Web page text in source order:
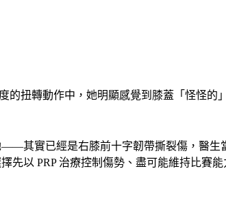
扭轉動作中，她明顯感覺到膝蓋「怪怪的
其實已經是右膝前十字韌帶撕裂傷，醫生
先以 PRP 治療控制傷勢、盡可能維持比賽能